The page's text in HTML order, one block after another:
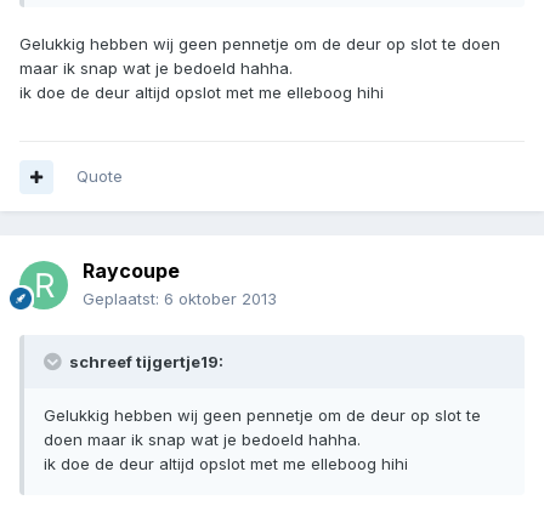
Gelukkig hebben wij geen pennetje om de deur op slot te doen
maar ik snap wat je bedoeld hahha.
ik doe de deur altijd opslot met me elleboog hihi
Quote
Raycoupe
Geplaatst: 6 oktober 2013
schreef tijgertje19:
Gelukkig hebben wij geen pennetje om de deur op slot te
doen maar ik snap wat je bedoeld hahha.
ik doe de deur altijd opslot met me elleboog hihi